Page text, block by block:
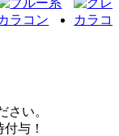
さい。
付与！